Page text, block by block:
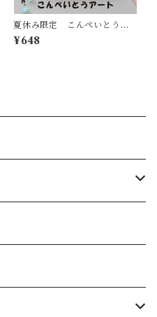
夏休み限定 こんぺいとうア
ート 水族館シリーズ イル
カ
¥648